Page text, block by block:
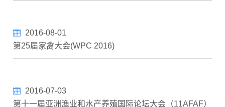
色素植物
第25届家禽大会(WPC 2016)
2016-08-01
第十一届亚洲渔业和水产养殖国际论坛大会（11AFAF）
2016-07-03